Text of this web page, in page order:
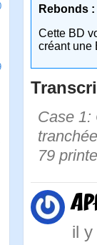
Rebonds :
Cette BD
créant une
Case 1:
79
il y